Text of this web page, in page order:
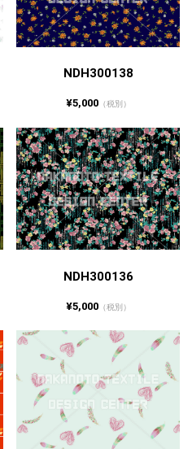
NDH300138
¥5,000（税別）
NDH300136
¥5,000（税別）